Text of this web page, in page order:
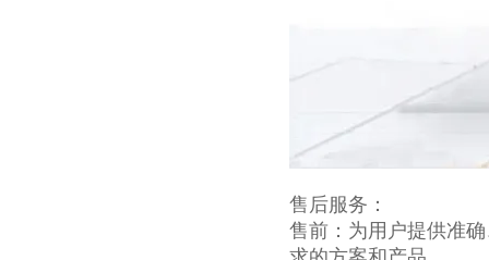
售后服务：
售前：为用户提供准